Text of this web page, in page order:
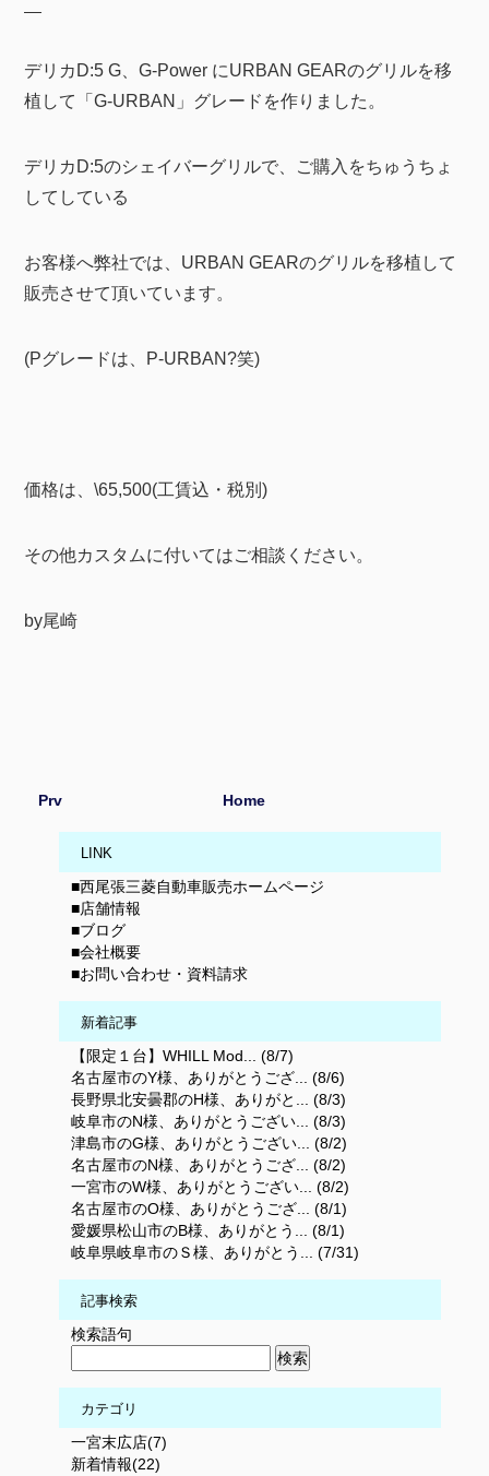
デリカD:5 G、G-Power にURBAN GEARのグリルを移
植して「G-URBAN」グレードを作りました。
デリカD:5のシェイバーグリルで、ご購入をちゅうちょ
してしている
お客様へ弊社では、URBAN GEARのグリルを移植して
販売させて頂いています。
(Pグレードは、P-URBAN?笑)
価格は、\65,500(工賃込・税別)
その他カスタムに付いてはご相談ください。
by尾崎
Prv Home
LINK
■西尾張三菱自動車販売ホームページ
■店舗情報
■ブログ
■会社概要
■お問い合わせ・資料請求
新着記事
【限定１台】WHILL Mod... (8/7)
名古屋市のY様、ありがとうござ... (8/6)
長野県北安曇郡のH様、ありがと... (8/3)
岐阜市のN様、ありがとうござい... (8/3)
津島市のG様、ありがとうござい... (8/2)
名古屋市のN様、ありがとうござ... (8/2)
一宮市のW様、ありがとうござい... (8/2)
名古屋市のO様、ありがとうござ... (8/1)
愛媛県松山市のB様、ありがとう... (8/1)
岐阜県岐阜市のＳ様、ありがとう... (7/31)
記事検索
検索語句
カテゴリ
一宮末広店(7)
新着情報(22)